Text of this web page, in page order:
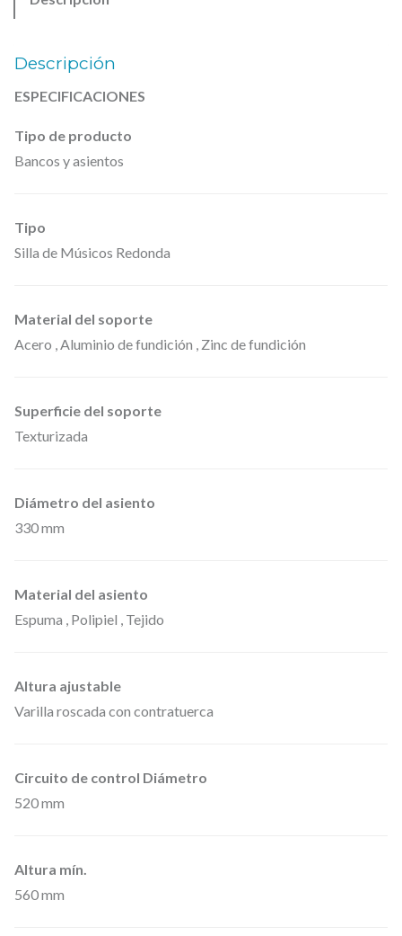
S
T
1
A
D
U
S
Á
T
P
A
M
S
I
Descripción
ESPECIFICACIONES
Tipo de producto
Bancos y asientos
Tipo
Silla de Músicos Redonda
Material del soporte
Acero , Aluminio de fundición , Zinc de fundición
Superficie del soporte
Texturizada
Diámetro del asiento
330 mm
Material del asiento
Espuma , Polipiel , Tejido
Altura ajustable
Varilla roscada con contratuerca
Circuito de control Diámetro
520 mm
Altura mín.
560 mm